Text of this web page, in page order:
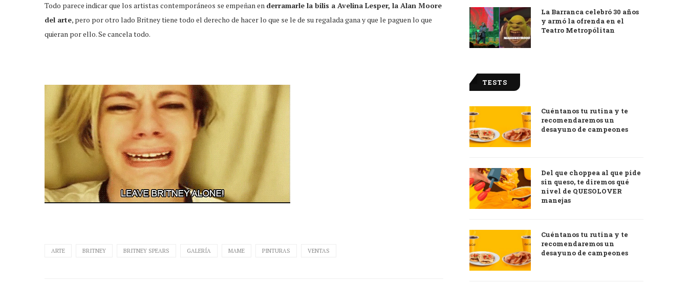
Todo parece indicar que los artistas contemporáneos se empeñan en derramarle la bilis a Avelina Lesper, la Alan Moore
del arte, pero por otro lado Britney tiene todo el derecho de hacer lo que se le de su regalada gana y que le paguen lo que
quieran por ello. Se cancela todo.
ARTE BRITNEY BRITNEY SPEARS GALERÍA MAME PINTURAS VENTAS
La Barranca celebró 30 años
y armó la ofrenda en el
Teatro Metropólitan
TESTS
Cuéntanos tu rutina y te
recomendaremos un
desayuno de campeones
Del que choppea al que pide
sin queso, te diremos qué
nivel de QUESOLOVER
manejas
Cuéntanos tu rutina y te
recomendaremos un
desayuno de campeones